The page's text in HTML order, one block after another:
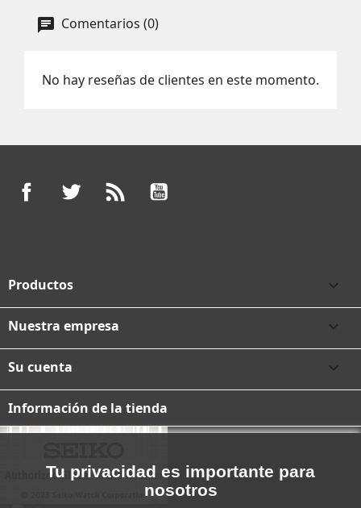
Comentarios (0)
No hay reseñas de clientes en este momento.
FacebookTwitter
Productos 
Nuestra empresa 
Su cuenta 
Información de la tienda
Tu privacidad es importante para
nosotros